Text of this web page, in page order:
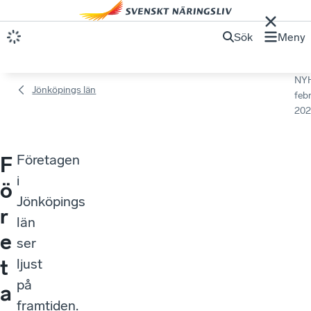
Sök Meny
Jönköpings län
F
ö
r
e
t
a
Företagen
i
Jönköpings
län
ser
ljust
på
framtiden.